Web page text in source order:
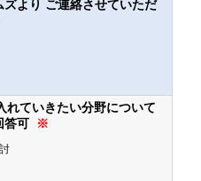
より ご連絡させていただ
れていきたい分野について
答可
※